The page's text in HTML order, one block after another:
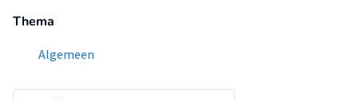
Thema
Algemeen